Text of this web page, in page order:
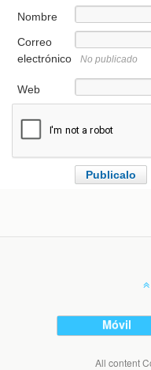
Nombre
Correo
electrónico
No publicado
Web
Móvil
All content